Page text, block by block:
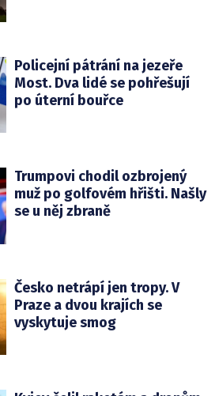
Policejní pátrání na jezeře
Most. Dva lidé se pohřešují
po úterní bouřce
Trumpovi chodil ozbrojený
muž po golfovém hřišti. Našly
se u něj zbraně
Česko netrápí jen tropy. V
Praze a dvou krajích se
vyskytuje smog